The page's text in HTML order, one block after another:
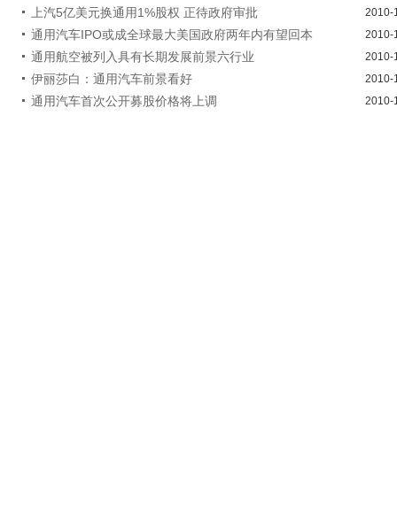
上汽5亿美元换通用1%股权 正待政府审批 2010-
通用汽车IPO或成全球最大美国政府两年内有望回本 2010-
通用航空被列入具有长期发展前景六行业 2010-
伊丽莎白：通用汽车前景看好 2010-
通用汽车首次公开募股价格将上调 2010-